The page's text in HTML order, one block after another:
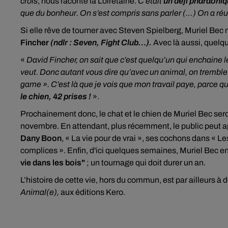
que du bonheur. On s’est compris sans parler (…) On a
Si elle rêve de tourner avec Steven Spielberg, Muriel Bec
Fincher (ndlr : Seven, Fight Club…). Avec là aussi,
« David Fincher, on sait que c’est quelqu’un qui enchaine
veut. Donc autant vous dire qu’avec un animal, on
game ». C’est là que je vois que mon travail paye, parce
le chien, 42 prises ! ».
Prochainement donc, le chat et le chien de Muriel Bec
novembre. En attendant, plus récemment, le public peut
Dany Boon, « La vie pour de vrai », ses cochons dans «
complices ». Enfin, d'ici quelques semaines, Muriel Bec
vie dans les bois" ; un tournage qui doit durer un an.
L’histoire de cette vie, hors du commun, est par ailleurs à
Animal(e), aux éditions Kero.